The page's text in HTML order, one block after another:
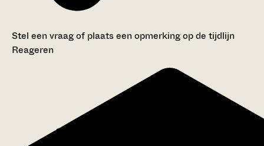
Stel een vraag of plaats een opmerking op de tijdlijn
Reageren